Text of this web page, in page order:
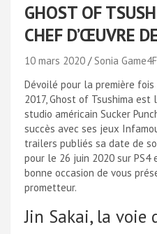
GHOST OF
CHEF D’ŒUVRE
10 mars 2020 Sonia
Dévoilé pour la première fois
2017, Ghost of Tsushima
studio américain Sucker
succès avec ses jeux
trailers publiés sa date de
pour le 26 juin 2020 sur PS4
bonne occasion de vous
prometteur.
Jin Sakai, la voie